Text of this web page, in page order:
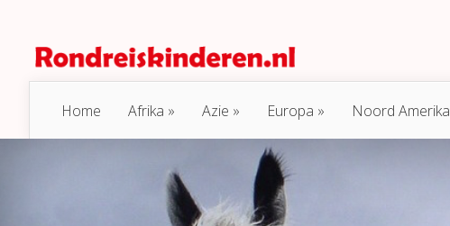
Home Afrika Azie Europa Noord Amerika